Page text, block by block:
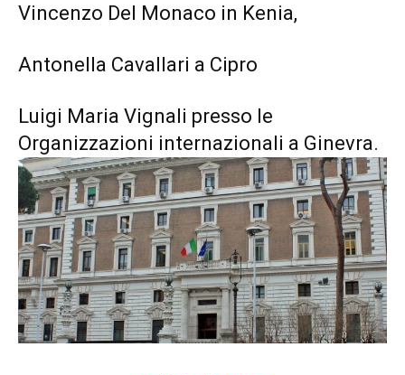
Vincenzo Del Monaco in Kenia,
Antonella Cavallari a Cipro
Luigi Maria Vignali presso le
Organizzazioni internazionali a Ginevra.